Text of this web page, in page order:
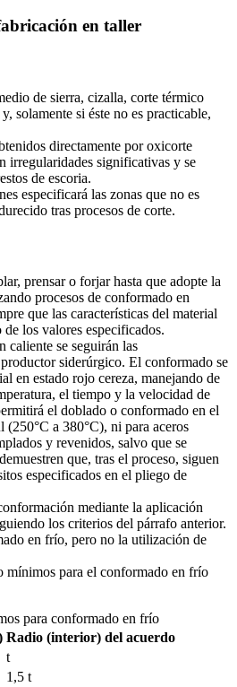
en taller
de sierra, cizalla, corte térmico
solamente si éste no es practicable,
directamente por oxicorte
irregularidades significativas y se
de escoria.
especificará las zonas que no es
tras procesos de corte.
prensar o forjar hasta que adopte la
procesos de conformado en
que las características del material
los valores especificados.
caliente se seguirán las
siderúrgico. El conformado se
en estado rojo cereza, manejando de
el tiempo y la velocidad de
el doblado o conformado en el
a 380°C), ni para aceros
y revenidos, salvo que se
que, tras el proceso, siguen
especificados en el pliego de
mediante la aplicación
los criterios del párrafo anterior.
en frío, pero no la utilización de
mínimos para el conformado en frío
para conformado en frío
Radio (interior) del acuerdo
t
1,5 t